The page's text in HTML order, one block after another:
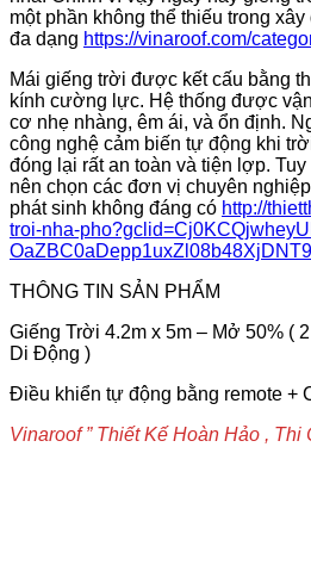
một phần không thể thiếu trong
đa dạng https://vinaroof.com/
Mái giếng trời được kết cấu bằng
kính cường lực. Hệ thống được
cơ nhẹ nhàng, êm ái, và ổn định.
công nghệ cảm biến tự động khi
đóng lại rất an toàn và tiện lợp.
nên chọn các đơn vị chuyên
phát sinh không đáng có http://
troi-nha-
THÔNG TIN SẢN PHẨM
Giếng Trời 4.2m x 5m – Mở 50% (
Di Động )
Điều khiển tự động bằng remote +
Vinaroof ” Thiết Kế Hoàn Hảo , Thi